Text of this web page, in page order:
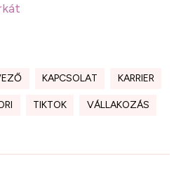
KAPCSOLAT KARRIER
TIKTOK VÁLLAKOZÁS